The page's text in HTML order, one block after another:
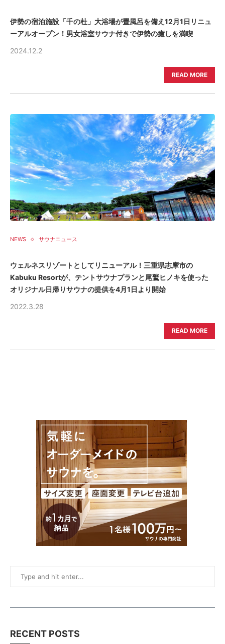
伊勢の宿泊施設「千の杜」大浴場が畳風呂を備え12月1日リニュ
ーアルオープン！男女浴室サウナ付きで伊勢の癒しを満喫
2024.12.2
READ MORE
NEWS サウナニュース
ウェルネスリゾートとしてリニューアル！三重県志摩市の
Kabuku Resortが、テントサウナプランと尾鷲ヒノキを使った
オリジナル日帰りサウナの提供を4月1日より開始
2022.3.28
READ MORE
RECENT POSTS